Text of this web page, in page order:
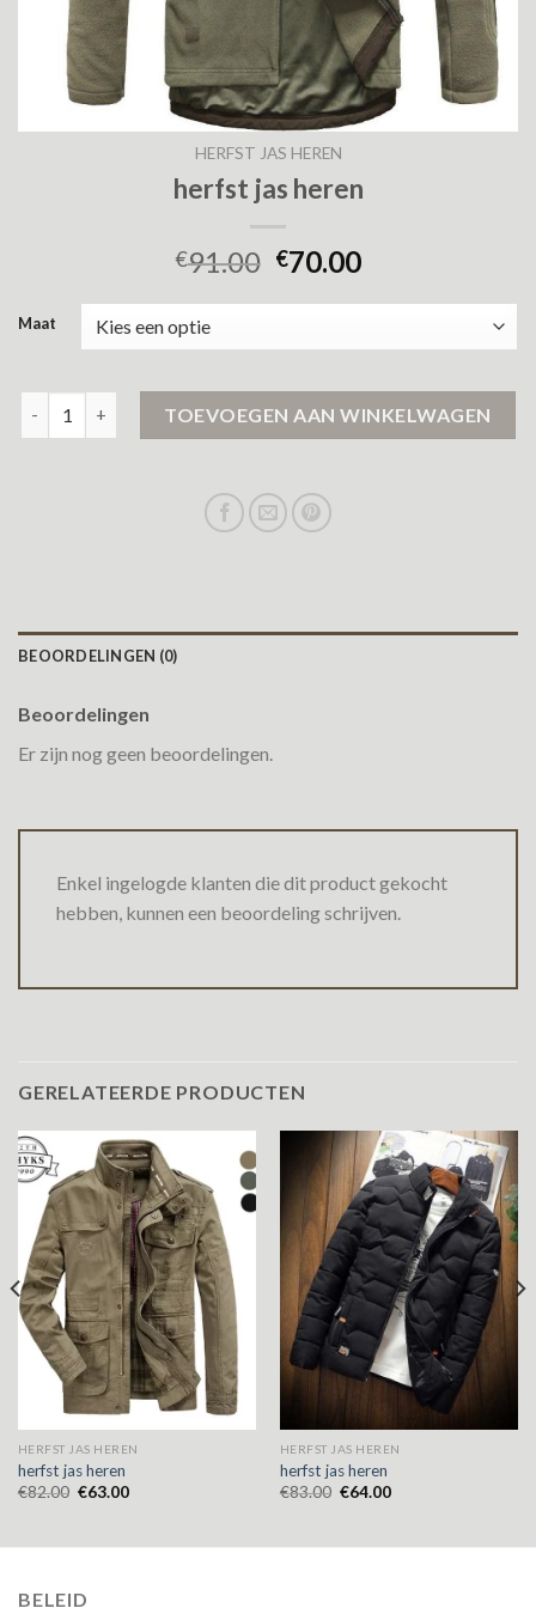
HERFST JAS HEREN
herfst jas heren
€91.00 €70.00
Maat
TOEVOEGEN AAN WINKELWAGEN
BEOORDELINGEN (0)
Beoordelingen
Er zijn nog geen beoordelingen.
Enkel ingelogde klanten die dit product gekocht
hebben, kunnen een beoordeling schrijven.
GERELATEERDE PRODUCTEN
HERFST JAS HEREN
herfst jas heren
€82.00 €63.00
HERFST JAS HEREN
herfst jas heren
€83.00 €64.00
BELEID